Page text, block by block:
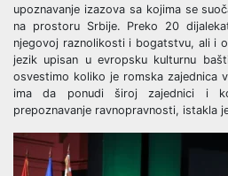
upoznavanje izazova sa kojima se
na prostoru Srbije. Preko 20
njegovoj raznolikosti i bogatstvu, ali i
jezik upisan u evropsku kulturnu
osvestimo koliko je romska zajednica
ima da ponudi široj zajednici i
prepoznavanje ravnopravnosti, istakla